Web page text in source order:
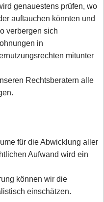
genauestens prüfen, wo
auftauchen könnten und
verbergen sich
in
mitunter
Rechtsberatern alle
für die Abwicklung aller
Aufwand wird ein
können wir die
einschätzen.